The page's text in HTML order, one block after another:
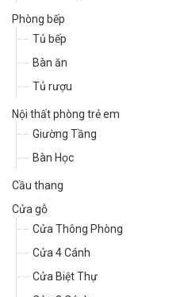
Phòng bếp
Tủ bếp
Bàn ăn
Tủ rượu
Nội thất phòng trẻ em
Giường Tầng
Bàn Học
Cầu thang
Cửa gỗ
Cửa Thông Phòng
Cửa 4 Cánh
Cửa Biệt Thự